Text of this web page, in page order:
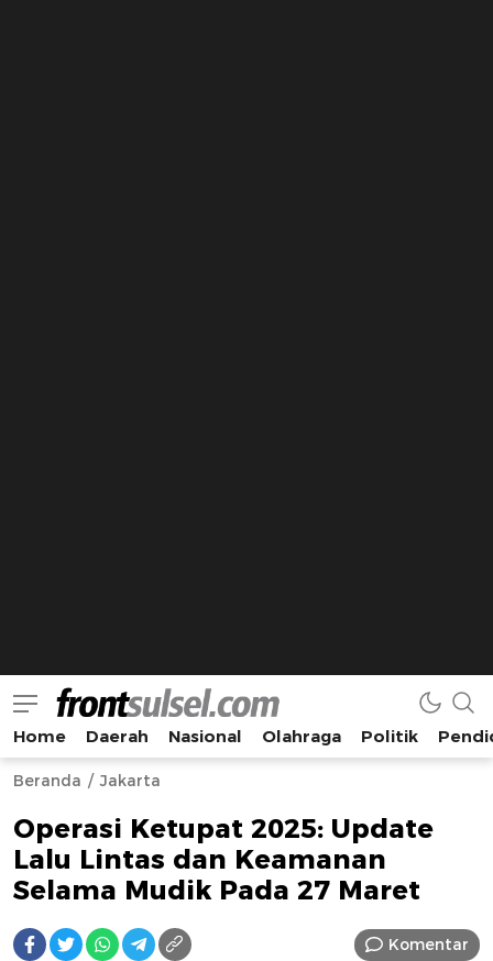
Frontsulsel.com
Terdepan Mengabarkan dari Sulawesi Selatan
Home Daerah Nasional Olahraga Politik
Beranda Jakarta
Operasi Ketupat 2025: Update
Lalu Lintas dan Keamanan
Selama Mudik Pada 27 Maret
Komentar